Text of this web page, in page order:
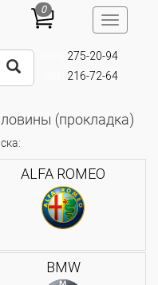
Toggle
0
275-20-94
216-72-64
(прокладка)
ALFA ROMEO
BMW